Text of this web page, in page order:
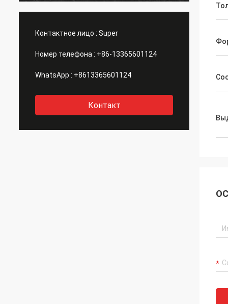
Контактное лицо : Super
Номер телефона : +86-13365601124
WhatsApp : +8613365601124
Контакт